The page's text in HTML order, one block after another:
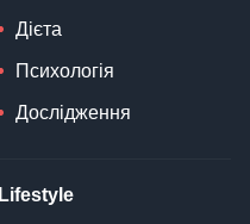
Дієта
Психологія
Дослідження
Lifestyle